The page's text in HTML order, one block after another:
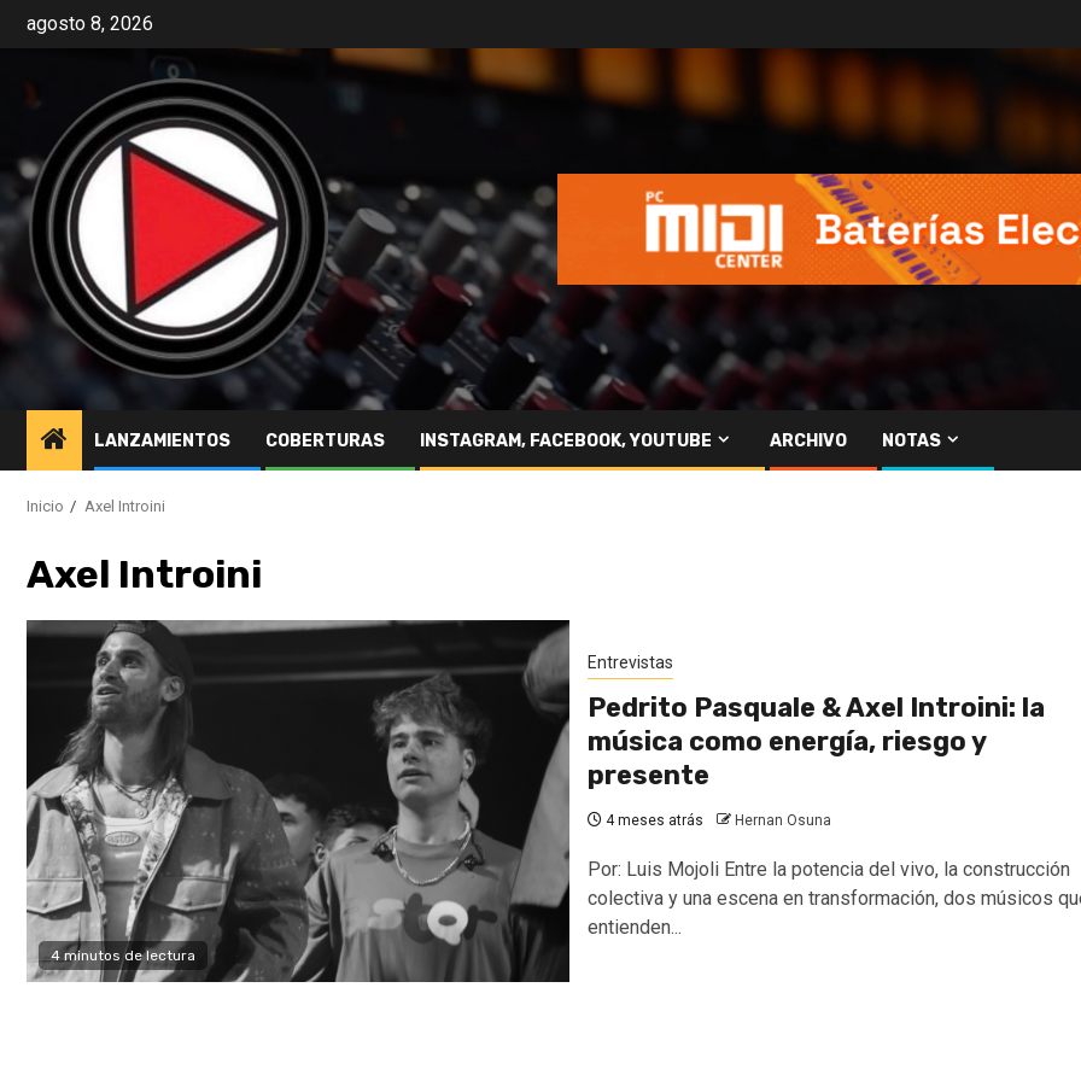
agosto 8, 2026
LANZAMIENTOS COBERTURAS INSTAGRAM, FACEBOOK, YOUTUBE ARCHIVO NOTAS
Inicio Axel Introini
Axel Introini
4 minutos de lectura
Entrevistas
Pedrito Pasquale & Axel Introini: la
música como energía, riesgo y
presente
4 meses atrás Hernan Osuna
Por: Luis Mojoli Entre la potencia del vivo, la construcción
colectiva y una escena en transformación, dos músicos
entienden...